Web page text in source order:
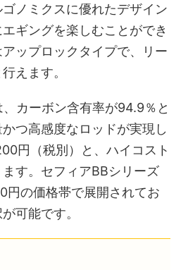
ノミクスに優れたデザイン
ギングを楽しむことができ
ップロックタイプで、リー
えます。
カーボン含有率が94.9％と
つ高感度なロッドが実現し
円（税別）と、ハイコスト
す。セフィアBBシリーズ
円の価格帯で展開されてお
可能です。